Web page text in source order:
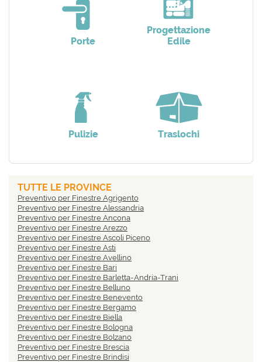
Porte
Progettazione
Edile
Pulizie Traslochi
TUTTE LE PROVINCE
Preventivo per Finestre Agrigento
Preventivo per Finestre Alessandria
Preventivo per Finestre Ancona
Preventivo per Finestre Arezzo
Preventivo per Finestre Ascoli Piceno
Preventivo per Finestre Asti
Preventivo per Finestre Avellino
Preventivo per Finestre Bari
Preventivo per Finestre Barletta-Andria-Trani
Preventivo per Finestre Belluno
Preventivo per Finestre Benevento
Preventivo per Finestre Bergamo
Preventivo per Finestre Biella
Preventivo per Finestre Bologna
Preventivo per Finestre Bolzano
Preventivo per Finestre Brescia
Preventivo per Finestre Brindisi